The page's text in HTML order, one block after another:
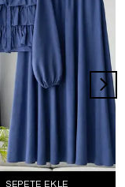
SEPETE EKLE